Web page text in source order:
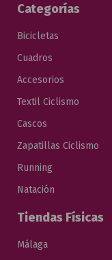
Categorías
Bicicletas
Cuadros
Accesorios
Textil Ciclismo
Cascos
Zapatillas Ciclismo
Running
Natación
Tiendas Físicas
Málaga